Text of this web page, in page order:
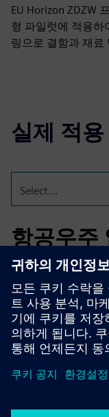
EU Horizon ZDZW
형 파일럿에 적용하
링으로 결함과 재료
실제 적
Select...
항공우주
항공우주 제조에서
이션하고 시행착오
품질을 지원하여 내
요.